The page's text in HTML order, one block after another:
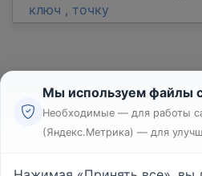
ключ , точку
Реклама
Мы используем файлы
Необходимые — для работы
(Яндекс.Метрика) — для